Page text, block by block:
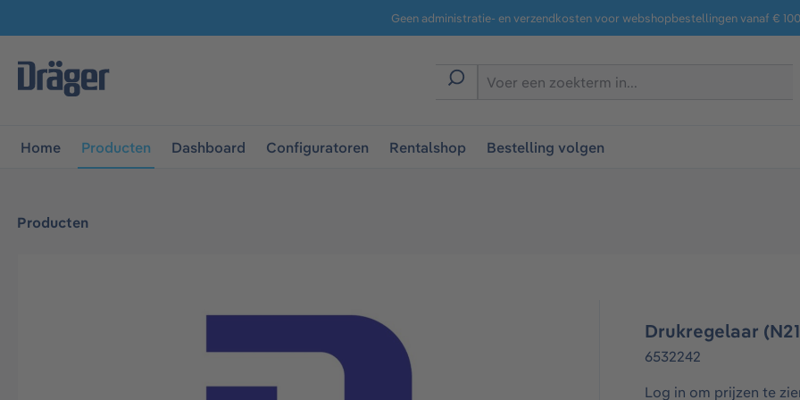
Ga naar navigatie B2B-platformGeen administratie- en verzendkosten voor webshopbestellingen vanaf €
Home Producten Dashboard Configuratoren Rentalshop Bestelling volgen
Producten
Drukregelaar
6532242
Log in om prijzen te